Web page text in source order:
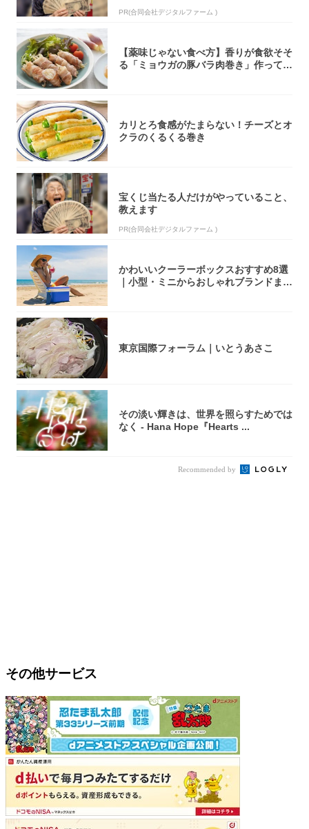
PR(合同会社デジタルファーム )
【薬味じゃない食べ方】香りが食欲そそ
る「ミョウガの豚バラ肉巻き」作ってみ
カリとろ食感がたまらない！チーズとオ
クラのくるくる巻き
宝くじ当たる人だけがやっていること、
教えます
PR(合同会社デジタルファーム )
かわいいクーラーボックスおすすめ8選
｜小型・ミニからおしゃれブランドまで
東京国際フォーラム｜いとうあさこ
その淡い輝きは、世界を照らすためでは
なく - Hana Hope『Hearts ...
Recommended by
その他サービス